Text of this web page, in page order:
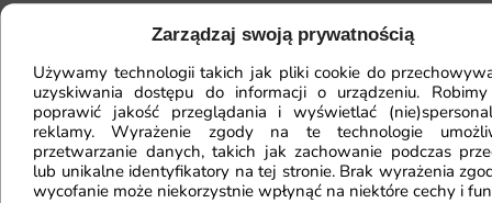
Zarządzaj swoją prywatnością
Używamy technologii takich jak pliki cookie do
uzyskiwania dostępu do informacji o urządzeniu.
poprawić jakość przeglądania i wyświetlać
reklamy. Wyrażenie zgody na te technologie
przetwarzanie danych, takich jak zachowanie podczas
lub unikalne identyfikatory na tej stronie. Brak wyrażenia
wycofanie może niekorzystnie wpłynąć na niektóre cechy i
Czy mogę zwrócić fototapetę?
Jak zamontować fototapetę? / Jak
przygotować ścianę?